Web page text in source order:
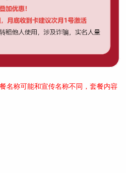
名称可能和宣传名称不同，套餐内容